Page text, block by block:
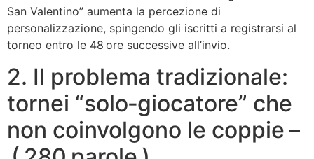
San Valentino” aumenta la percezione di
personalizzazione, spingendo gli iscritti a registrarsi al
torneo entro le 48 ore successive all’invio.
2. Il problema tradizionale:
tornei “solo‑giocatore” che
non coinvolgono le coppie –